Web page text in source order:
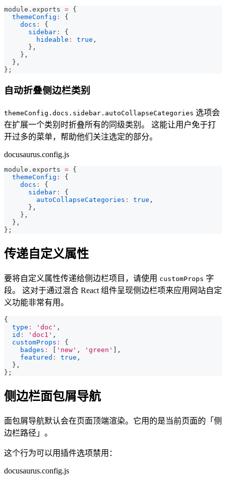
module . exports = {
themeConfig :
{
docs :
{
sidebar :
{
hideable : true ,
} ,
} ,
} ,
} ;
自动折叠侧边栏类别
themeConfig.docs.sidebar.autoCollapseCategories 选项会
在扩展一个类别时折叠所有的同级类别。 这能让用户免于打
开过多的菜单，帮助他们关注选定的部分。
docusaurus.config.js
module . exports = {
themeConfig :
{
docs :
{
sidebar :
{
autoCollapseCategories : true ,
} ,
} ,
} ,
} ;
传递自定义属性
要将自定义属性传递给侧边栏项目，请使用 customProps 字
段。 这对于通过混合 React 组件呈现侧边栏项来应用网站自定
义功能非常有用。
{
type : 'doc' ,
id : 'doc1' ,
customProps :
{
badges : 'new' , 'green'
,
featured : true ,
} ,
} ;
侧边栏面包屑导航
面包屑导航默认会在页面顶端渲染。它用的是当前页面的「侧
边栏路径」。
这个行为可以用插件选项禁用：
docusaurus.config.js